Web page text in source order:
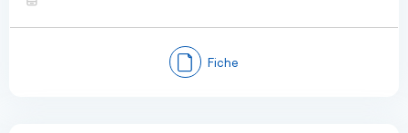
Fiche